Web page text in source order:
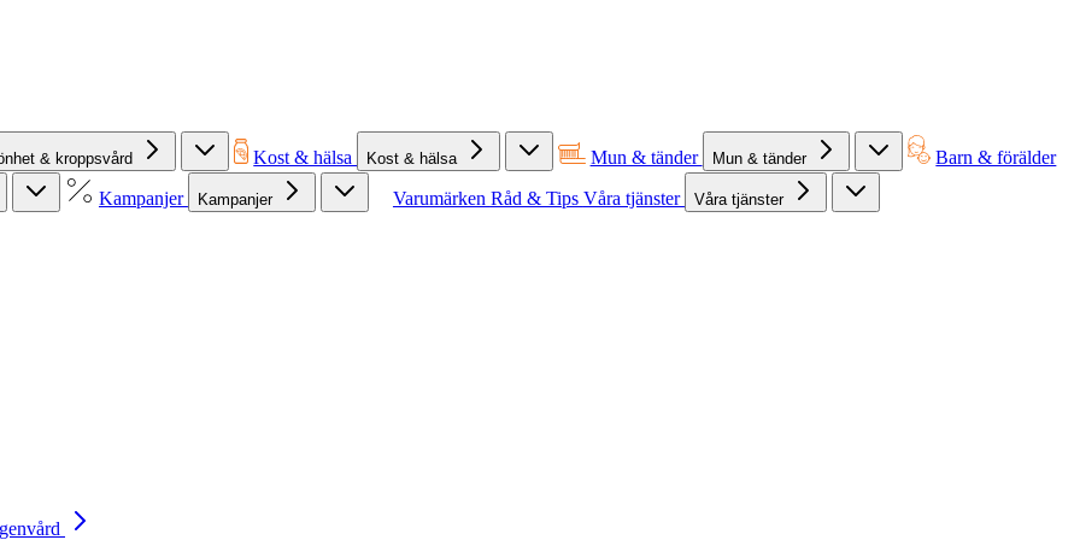
& kroppsvård Kost & hälsa Kost & hälsa Mun & tänder Mun & tänder
Barn & förälder
Kampanjer
Kampanjer Varumärken Råd & Tips Våra tjänster Våra tjänster